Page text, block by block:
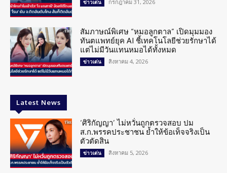
ข่าวเด่น กรกฎาคม 31, 2026
สัมภาษณ์พิเศษ “หมอลูกตาล” เปิดมุมมอง
ทันตแพทย์ยุค AI ชี้เทคโนโลยีช่วยรักษาได้
แต่ไม่มีวันแทนหมอได้ทั้งหมด
ข่าวเด่น สิงหาคม 4, 2026
Latest News
‘ศิริกัญญา’ ไม่หวั่นถูกตรวจสอบ ปม
ส.ก.พรรคประชาชน ย้ำให้ข้อเท็จจริงเป็น
ตัวตัดสิน
ข่าวเด่น สิงหาคม 5, 2026